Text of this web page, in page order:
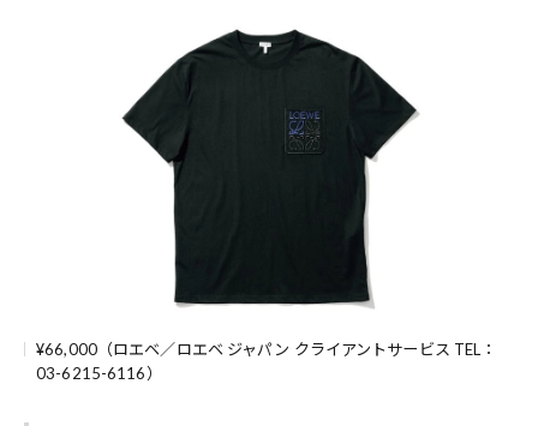
¥66,000（ロエベ／ロエベ ジャパン クライアントサービス TEL：
03-6215-6116）